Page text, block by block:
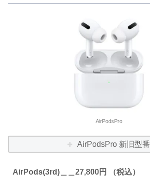
AirPodsPro
AirPodsPro 新旧型番
AirPods(3rd)＿＿27,800円 （税込）